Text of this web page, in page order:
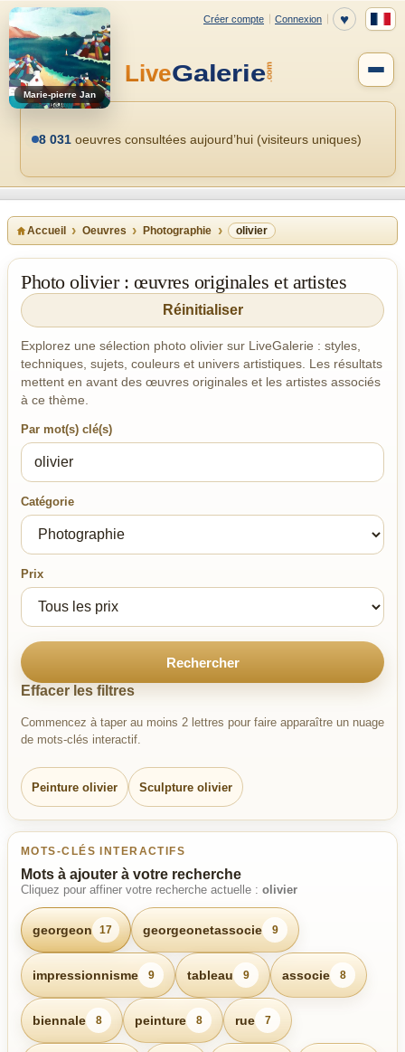
Marie-pierre Jan
8 031 oeuvres consultées aujourd’hui (visiteurs uniques)
Accueil Oeuvres Photographie olivier
Photo olivier : œuvres originales et artistes
Réinitialiser
Explorez une sélection photo olivier sur LiveGalerie : styles,
techniques, sujets, couleurs et univers artistiques. Les résultats
mettent en avant des œuvres originales et les artistes associés
à ce thème.
Par mot(s) clé(s)
Catégorie
Prix
Rechercher
Effacer les filtres
Commencez à taper au moins 2 lettres pour faire apparaître un nuage
de mots-clés interactif.
Peinture olivier Sculpture olivier
MOTS-CLÉS INTERACTIFS
Mots à ajouter à votre recherche
Cliquez pour affiner votre recherche actuelle : olivier
georgeon 17 georgeonetassocie 9
impressionnisme 9 tableau 9 associe 8
biennale 8 peinture 8 rue 7